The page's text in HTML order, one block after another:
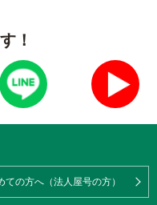
！
ての方へ（法人屋号の方）